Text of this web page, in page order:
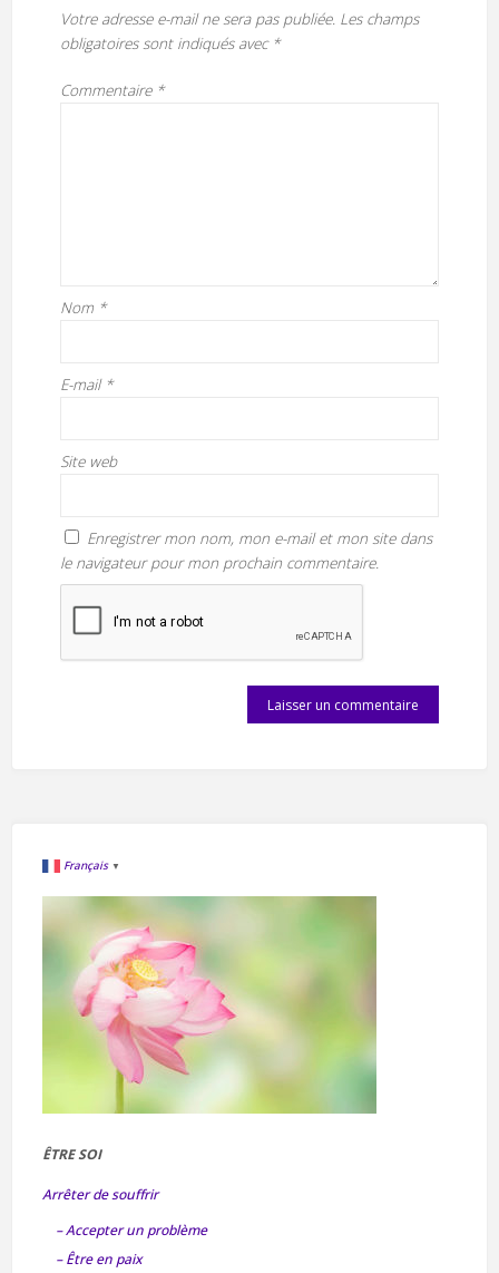
Votre adresse e-mail ne sera pas publiée. Les champs
obligatoires sont indiqués avec *
Commentaire *
Nom *
E-mail *
Site web
Enregistrer mon nom, mon e-mail et mon site dans
le navigateur pour mon prochain commentaire.
Français ▼
ÊTRE SOI
Arrêter de souffrir
– Accepter un problème
– Être en paix